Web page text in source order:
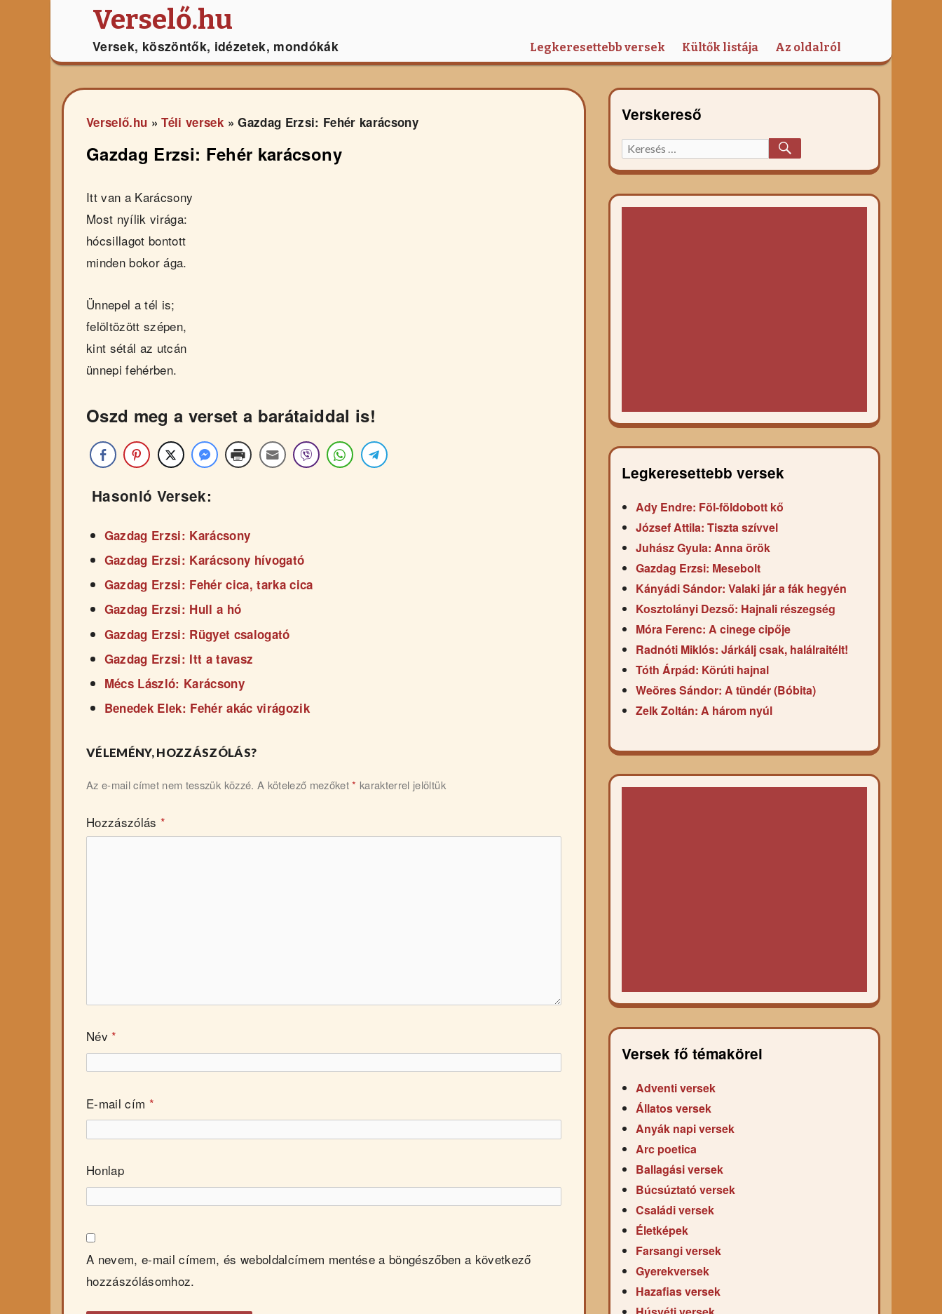
Verselő.hu
Versek, köszöntők, idézetek, mondókák Legkeresettebb versek Kültők listája Az oldalról
Verselő.hu »Téli versek »Gazdag Erzsi: Fehér karácsony
Gazdag Erzsi: Fehér karácsony
Itt van a Karácsony
Most nyílik virága:
hócsillagot bontott
minden bokor ága.
Ünnepel a tél is;
felöltözött szépen,
kint sétál az utcán
ünnepi fehérben.
Oszd meg a verset a barátaiddal is!
Hasonló Versek:
Gazdag Erzsi: Karácsony
Gazdag Erzsi: Karácsony hívogató
Gazdag Erzsi: Fehér cica, tarka cica
Gazdag Erzsi: Hull a hó
Gazdag Erzsi: Rügyet csalogató
Gazdag Erzsi: Itt a tavasz
Mécs László: Karácsony
Benedek Elek: Fehér akác virágozik
VÉLEMÉNY, HOZZÁSZÓLÁS?
Az e-mail címet nem tesszük közzé. A kötelező mezőket* karakterrel jelöltük
Hozzászólás *
Név *
E-mail cím *
Honlap
A nevem, e-mail címem, és weboldalcímem mentése a böngészőben a következő
hozzászólásomhoz.
Verskereső
Keresett
főzelék
Legkeresettebb versek
Ady Endre: Föl-földobott kő
József Attila: Tiszta szívvel
Juhász Gyula: Anna örök
Gazdag Erzsi: Mesebolt
Kányádi Sándor: Valaki jár a fák hegyén
Kosztolányi Dezső: Hajnali részegség
Móra Ferenc: A cinege cipője
Radnóti Miklós: Járkálj csak, halálraitélt!
Tóth Árpád: Körúti hajnal
Weöres Sándor: A tündér (Bóbita)
Zelk Zoltán: A három nyúl
Versek fő témakörei
Adventi versek
Állatos versek
Anyák napi versek
Arc poetica
Ballagási versek
Búcsúztató versek
Családi versek
Életképek
Farsangi versek
Gyerekversek
Hazafias versek